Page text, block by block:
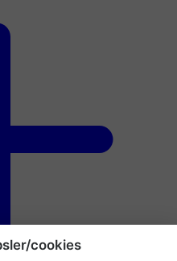
cookies